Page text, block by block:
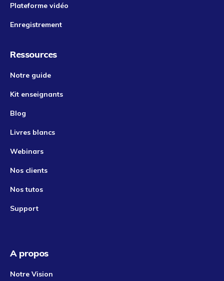
Plateforme vidéo
Enregistrement
Ressources
Notre guide
Kit enseignants
Blog
Livres blancs
Webinars
Nos clients
Nos tutos
Support
A propos
Notre Vision